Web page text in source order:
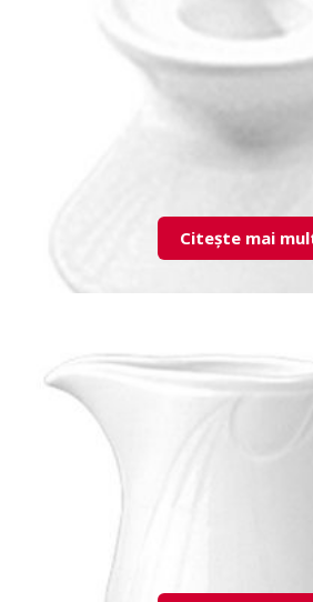
KZM01MU00 Candle
Citește mai